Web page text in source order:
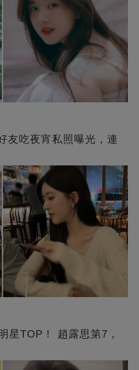
友吃夜宵私照曝光，連
星TOP！ 趙露思第7，